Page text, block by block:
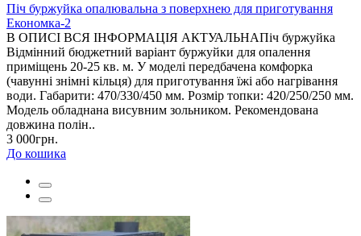
Піч буржуйка опалювальна з поверхнею для приготування
Економка-2
В ОПИСІ ВСЯ ІНФОРМАЦІЯ АКТУАЛЬНАПіч буржуйка
Відмінний бюджетний варіант буржуйки для опалення
приміщень 20-25 кв. м. У моделі передбачена комфорка
(чавунні знімні кільця) для приготування їжі або нагрівання
води. Габарити: 470/330/450 мм. Розмір топки: 420/250/250 мм.
Модель обладнана висувним зольником. Рекомендована
довжина полін..
3 000грн.
До кошика